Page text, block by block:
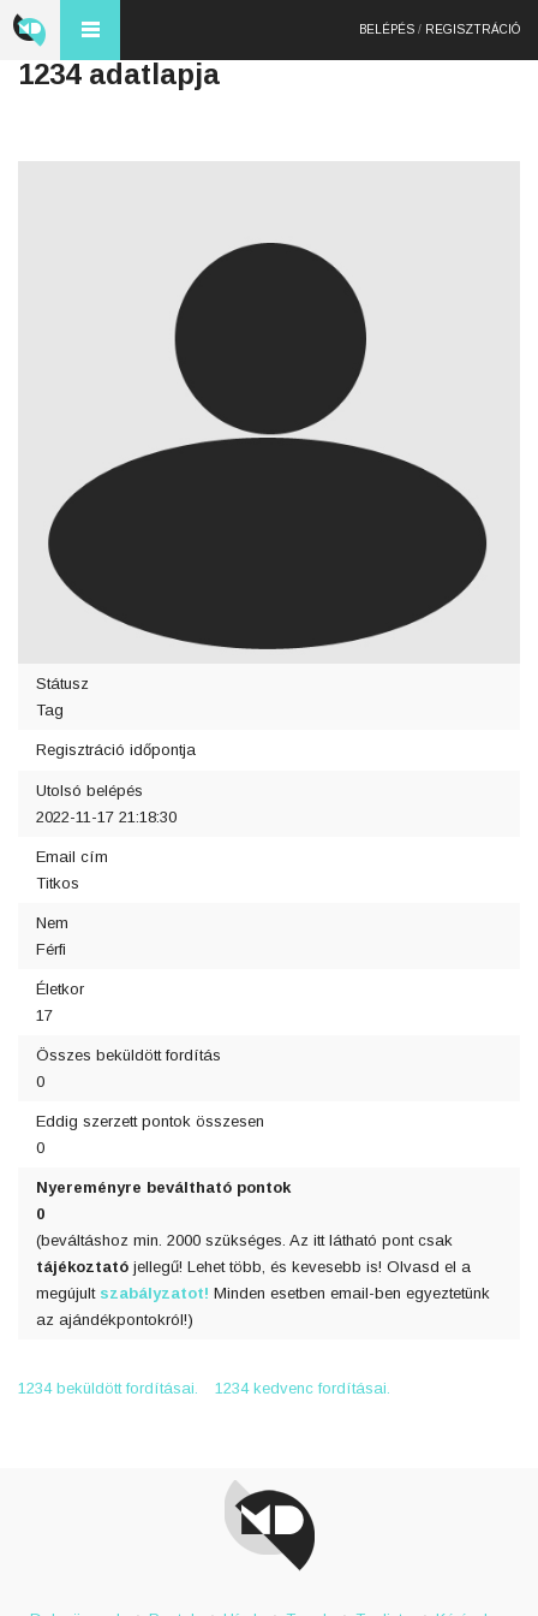
BELÉPÉS / REGISZTRÁCIÓ
1234 adatlapja
Státusz
Tag
Regisztráció időpontja
Utolsó belépés
2022-11-17 21:18:30
Email cím
Titkos
Nem
Férfi
Életkor
17
Összes beküldött fordítás
0
Eddig szerzett pontok összesen
0
Nyereményre beváltható pontok
0
(beváltáshoz min. 2000 szükséges. Az itt látható pont csak
tájékoztató jellegű! Lehet több, és kevesebb is! Olvasd el a
megújult szabályzatot! Minden esetben email-ben egyeztetünk
az ajándékpontokról!)
1234 beküldött fordításai. 1234 kedvenc fordításai.